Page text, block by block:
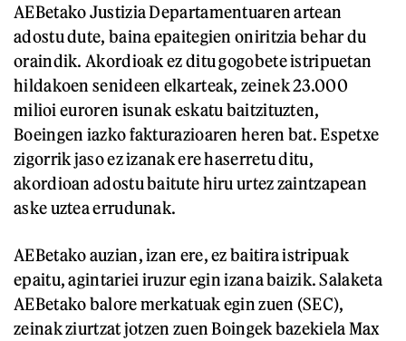
AEBetako Justizia Departamentuaren artean
adostu dute, baina epaitegien oniritzia behar du
oraindik. Akordioak ez ditu gogobete istripuetan
hildakoen senideen elkarteak, zeinek 23.000
milioi euroren isunak eskatu baitzituzten,
Boeingen iazko fakturazioaren heren bat. Espetxe
zigorrik jaso ez izanak ere haserretu ditu,
akordioan adostu baitute hiru urtez zaintzapean
aske uztea errudunak.
AEBetako auzian, izan ere, ez baitira istripuak
epaitu, agintariei iruzur egin izana baizik. Salaketa
AEBetako balore merkatuak egin zuen (SEC),
zeinak ziurtzat jotzen zuen Boingek bazekiela Max